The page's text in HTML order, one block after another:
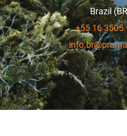
Brazil
+55 16